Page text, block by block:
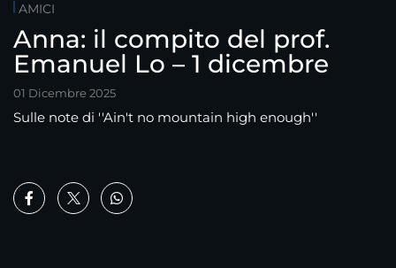
AMICI
Anna: il compito del prof.
Emanuel Lo – 1 dicembre
01 Dicembre 2025
Sulle note di ''Ain't no mountain high enough''